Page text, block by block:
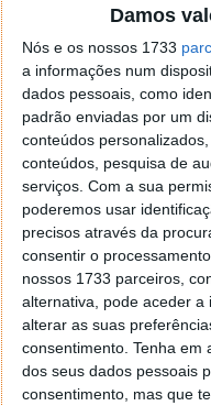
Damos
Nós e os nossos 1733
a informações num
dados pessoais, como
padrão enviadas por um
conteúdos
conteúdos, pesquisa de
serviços. Com a sua
poderemos usar
precisos através da
consentir o
nossos 1733 parceiros,
alternativa, pode aceder
alterar as suas
consentimento. Tenha em
dos seus dados pessoais
consentimento, mas que
Google Street
Google Street
ONDE ANDA O GOOGLE
Onde andam os
Vejaaquionde os
imagens... (sim, se
Este
Acompanhe o